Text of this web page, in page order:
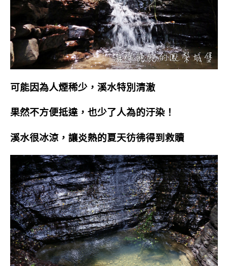
可能因為人煙稀少，溪水特別清澈
果然不方便抵達，也少了人為的汙染！
溪水很冰涼，讓炎熱的夏天彷彿得到救贖